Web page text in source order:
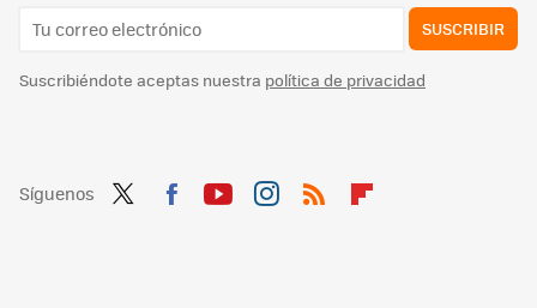
SUSCRIBIR
Suscribiéndote aceptas nuestra política de privacidad
Síguenos